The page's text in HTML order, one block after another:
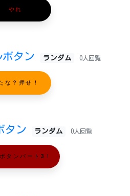
やれ
ボタン ランダム 0人回覧
な？押せ！
タン ランダム 0人回覧
タンパート3！